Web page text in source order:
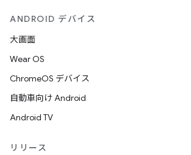
ANDROID デバイス
大画面
Wear OS
ChromeOS デバイス
自動車向け Android
Android TV
リリース